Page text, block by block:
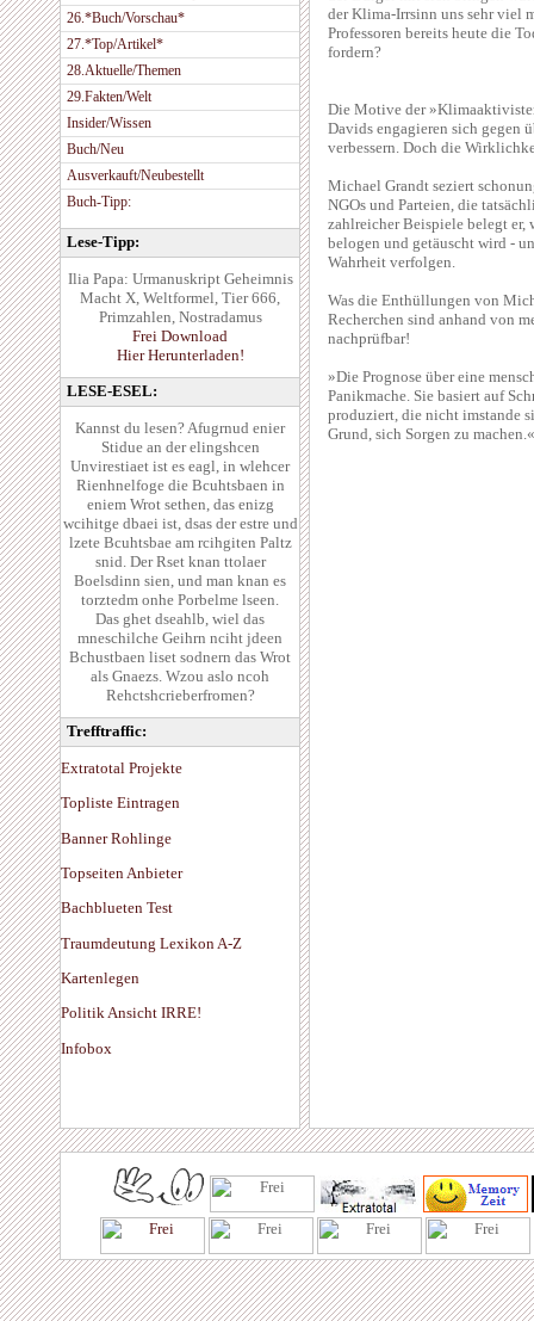
26.*Buch/Vorschau*
27.*Top/Artikel*
28.Aktuelle/Themen
29.Fakten/Welt
Insider/Wissen
Buch/Neu
Ausverkauft/Neubestellt
Buch-Tipp:
Lese-Tipp:
Ilia Papa: Urmanuskript Geheimnis
Macht X, Weltformel, Tier 666,
Primzahlen, Nostradamus
Frei Download
Hier Herunterladen!
LESE-ESEL:
Kannst du lesen? Afugrnud enier
Stidue an der elingshcen
Unvirestiaet ist es eagl, in wlehcer
Rienhnelfoge die Bcuhtsbaen in
eniem Wrot sethen, das enizg
wcihitge dbaei ist, dsas der estre und
lzete Bcuhtsbae am rcihgiten Paltz
snid. Der Rset knan ttolaer
Boelsdinn sien, und man knan es
torztedm onhe Porbelme lseen.
Das ghet dseahlb, wiel das
mneschilche Geihrn nciht jdeen
Bchustbaen liset sodnern das Wrot
als Gnaezs. Wzou aslo ncoh
Rehctshcrieberfromen?
Trefftraffic:
Extratotal Projekte
Topliste Eintragen
Banner Rohlinge
Topseiten Anbieter
Bachblueten Test
Traumdeutung Lexikon A-Z
Kartenlegen
Politik Ansicht IRRE!
Infobox
der Klima-Irrsinn uns sehr viel
Professoren bereits heute die
fordern?
Die Motive der
Davids engagieren sich gegen
verbessern. Doch die
Michael Grandt seziert
NGOs und Parteien, die
zahlreicher Beispiele belegt
belogen und getäuscht wird -
Wahrheit verfolgen.
Was die Enthüllungen von
Recherchen sind anhand von
nachprüfbar!
»Die Prognose über eine
Panikmache. Sie basiert auf
produziert, die nicht imstande
Grund, sich Sorgen zu